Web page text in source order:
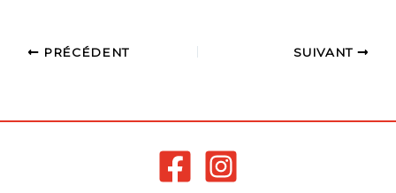
PRÉCÉDENT SUIVANT